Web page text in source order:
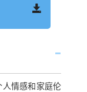
情感和家庭伦